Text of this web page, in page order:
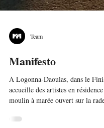
Team
Manifesto